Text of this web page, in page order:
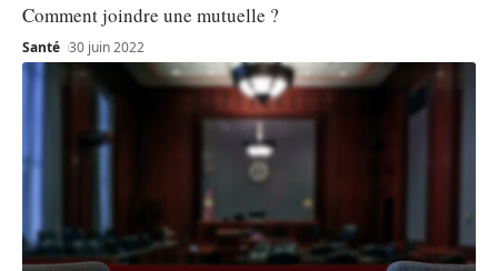
Comment joindre une mutuelle ?
Santé 30 juin 2022